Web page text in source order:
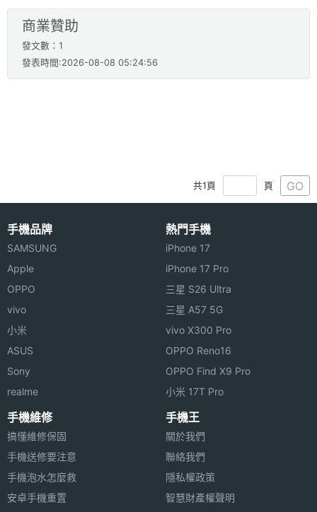
商業贊助
發文數：1
發表時間:2026-08-08 05:24:56
共1頁 頁 GO
手機品牌
SAMSUNG
Apple
OPPO
vivo
小米
ASUS
Sony
realme
熱門手機
iPhone 17
iPhone 17 Pro
三星 S26 Ultra
三星 A57 5G
vivo X300 Pro
OPPO Reno16
OPPO Find X9 Pro
小米 17T Pro
手機維修
搞懂維修保固
手機送修要注意
手機泡水怎麼救
安卓手機重置
手機王
關於我們
聯絡我們
隱私權政策
智慧財產權聲明